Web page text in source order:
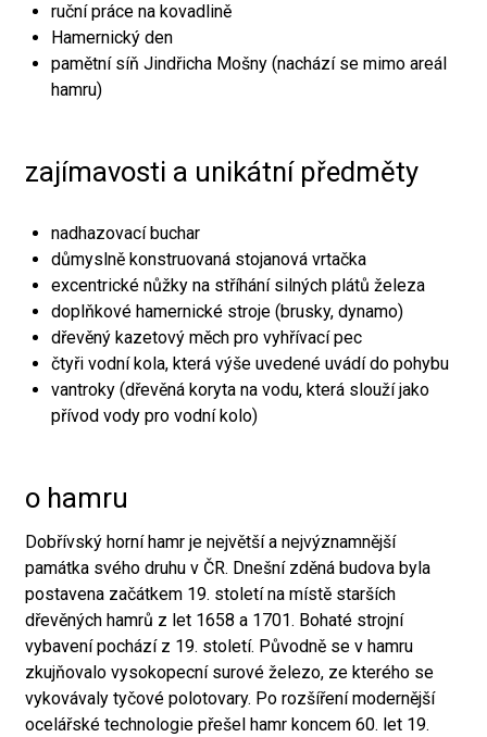
ruční práce na kovadlině
Hamernický den
pamětní síň Jindřicha Mošny (nachází se mimo areál
hamru)
zajímavosti a unikátní předměty
nadhazovací buchar
důmyslně konstruovaná stojanová vrtačka
excentrické nůžky na stříhání silných plátů železa
doplňkové hamernické stroje (brusky, dynamo)
dřevěný kazetový měch pro vyhřívací pec
čtyři vodní kola, která výše uvedené uvádí do pohybu
vantroky (dřevěná koryta na vodu, která slouží jako
přívod vody pro vodní kolo)
o hamru
Dobřívský horní hamr je největší a nejvýznamnější
památka svého druhu v ČR. Dnešní zděná budova byla
postavena začátkem 19. století na místě starších
dřevěných hamrů z let 1658 a 1701. Bohaté strojní
vybavení pochází z 19. století. Původně se v hamru
zkujňovalo vysokopecní surové železo, ze kterého se
vykovávaly tyčové polotovary. Po rozšíření modernější
ocelářské technologie přešel hamr koncem 60. let 19.